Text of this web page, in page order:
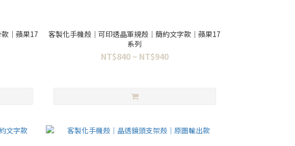
｜蘋果17
客製化手機殼｜可印透晶軍規殼｜簡約文字款｜蘋果17
系列
NT$840 ~ NT$940